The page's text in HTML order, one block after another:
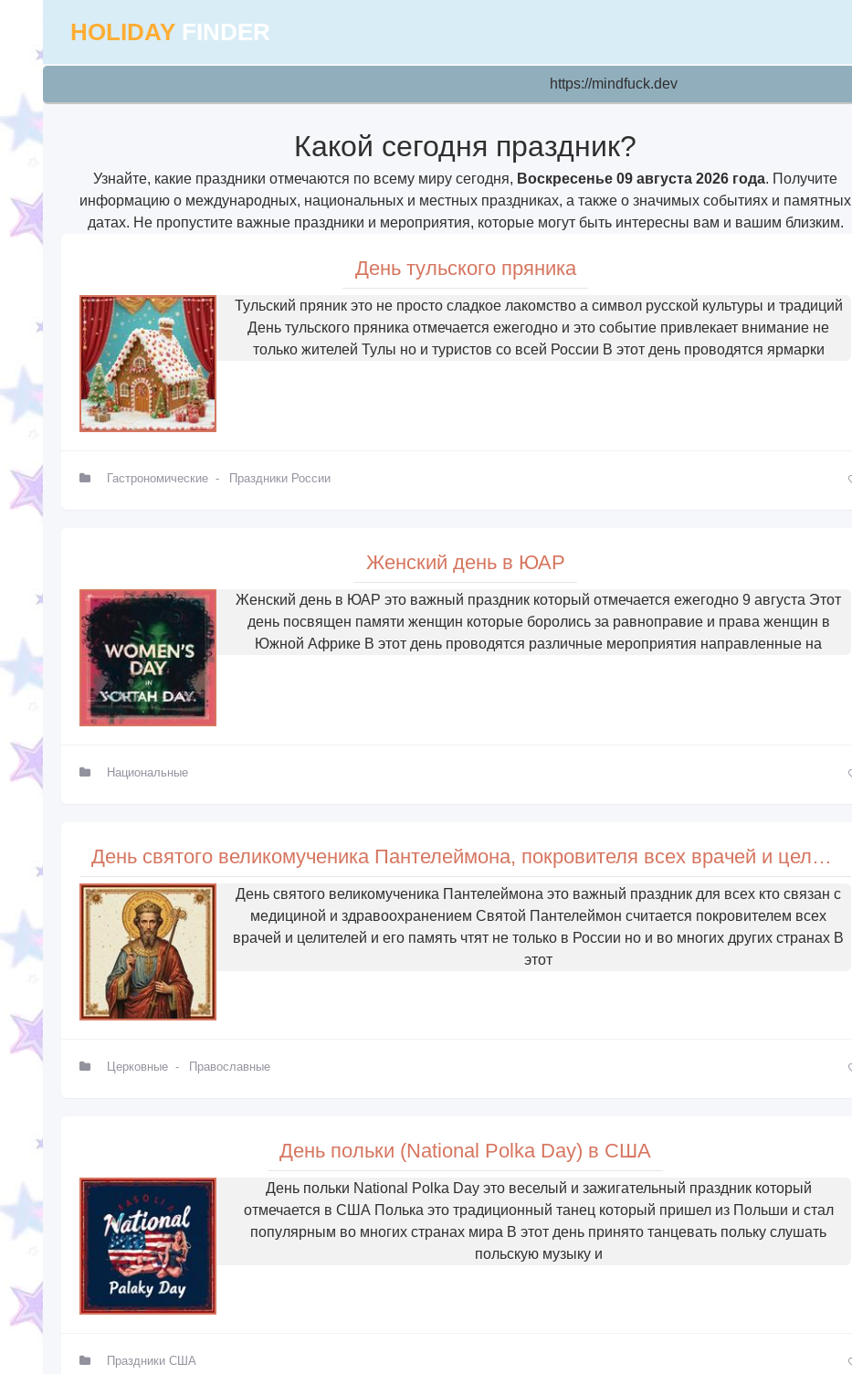
HOLIDAY FINDER
https://mindfuck.dev
Какой сегодня праздник?
Узнайте, какие праздники отмечаются по всему миру сегодня, Воскресенье 09 августа 2026 года. Получите
информацию о международных, национальных и местных праздниках, а также о значимых событиях и памятных
датах. Не пропустите важные праздники и мероприятия, которые могут быть интересны вам и вашим близким.
День тульского пряника
Тульский пряник это не просто сладкое лакомство а символ русской культуры и традиций
День тульского пряника отмечается ежегодно и это событие привлекает внимание не
только жителей Тулы но и туристов со всей России В этот день проводятся ярмарки
Гастрономические - Праздники России
Женский день в ЮАР
Женский день в ЮАР это важный праздник который отмечается ежегодно 9 августа Этот
день посвящен памяти женщин которые боролись за равноправие и права женщин в
Южной Африке В этот день проводятся различные мероприятия направленные на
Национальные
День святого великомученика Пантелеймона, покровителя всех врачей и целителя больных
День святого великомученика Пантелеймона это важный праздник для всех кто связан с
медициной и здравоохранением Святой Пантелеймон считается покровителем всех
врачей и целителей и его память чтят не только в России но и во многих других странах В
этот
Церковные - Православные
День польки (National Polka Day) в США
День польки National Polka Day это веселый и зажигательный праздник который
отмечается в США Полька это традиционный танец который пришел из Польши и стал
популярным во многих странах мира В этот день принято танцевать польку слушать
польскую музыку и
Праздники США